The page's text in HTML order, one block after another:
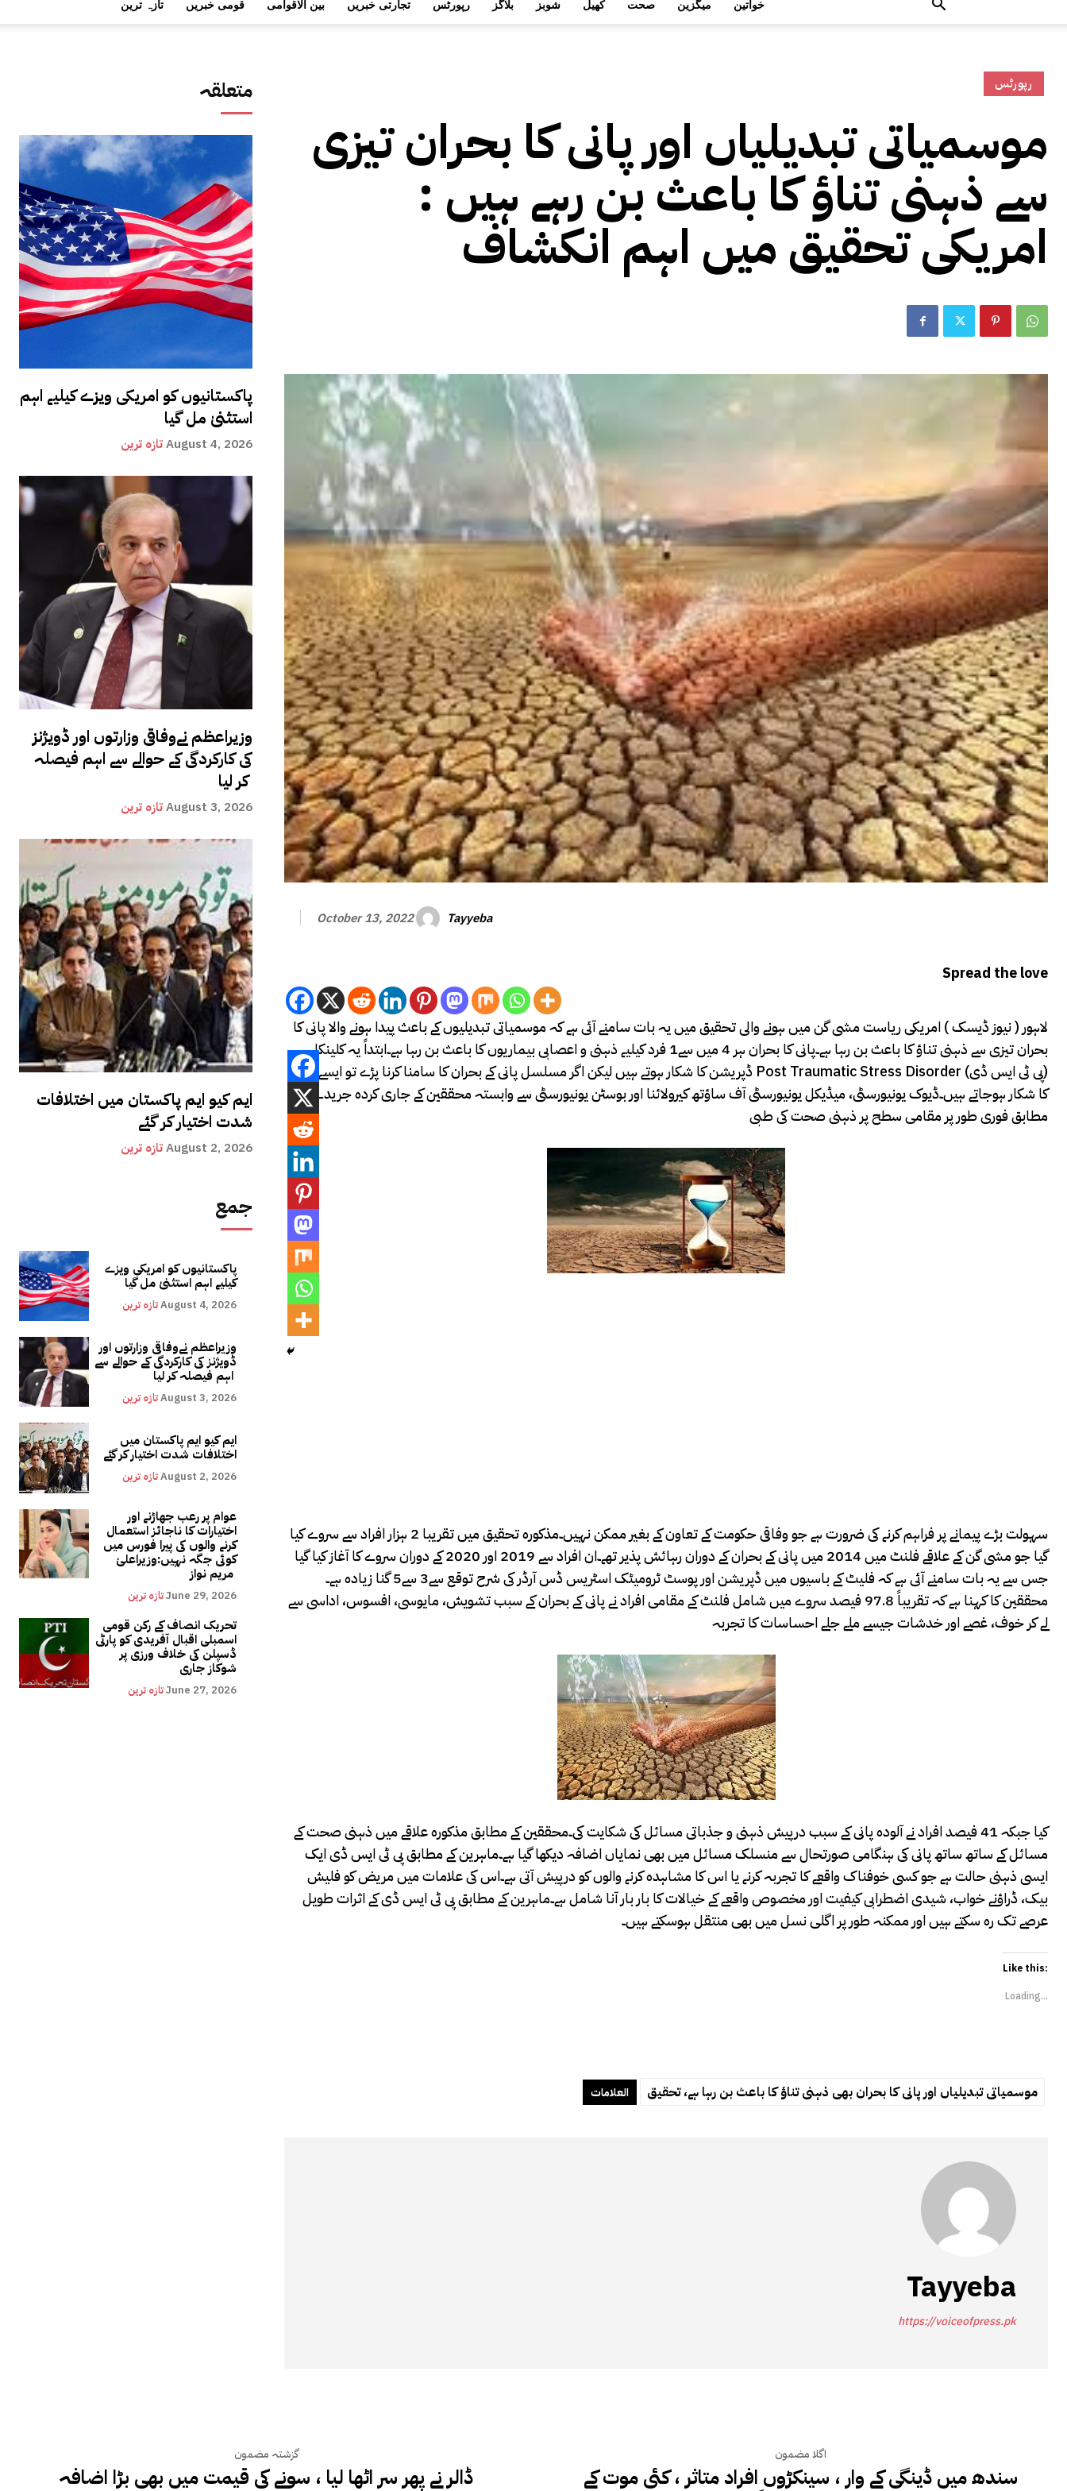
تازہ ترین قومی خبریں بین الاقوامی تجارتی خبریں رپورٹس بلاگز شوبز کھیل صحت میگزین خواتین
متعلقہ
پاکستانیوں کو امریکی ویزے کیلیے اہم
استثنیٰ مل گیا
تازہ ترینAugust 4, 2026
وزیراعظم نےوفاقی وزارتوں اور ڈویژنز
کی کارکردگی کے حوالے سے اہم فیصلہ
کر لیا
تازہ ترینAugust 3, 2026
ایم کیو ایم پاکستان میں اختلافات
شدت اختیار کر گئے
تازہ ترینAugust 2, 2026
جمع
پاکستانیوں کو امریکی ویزے
کیلیے اہم استثنیٰ مل گیا
تازہ ترینAugust 4, 2026
وزیراعظم نےوفاقی وزارتوں اور
ڈویژنز کی کارکردگی کے حوالے سے
تازہ ترینAugust 3, 2026
ایم کیو ایم پاکستان میں
اختلافات شدت اختیار کر گئے
تازہ ترینAugust 2, 2026
عوام پر رعب جھاڑنے اور
اختیارات کا ناجائز استعمال
کرنے والوں کی پیرا فورس میں
کوئی جگہ نہیں:وزیراعلیٰ
تازہ ترینJune 29, 2026
تحریک انصاف کے رکن قومی
اسمبلی اقبال آفریدی کو پارٹی
ڈسپلن کی خلاف ورزی پر
شوکاز جاری
تازہ ترینJune 27, 2026
رپورٹس
موسمیاتی تبدیلیاں اور پانی کا بحران تیزی
سے ذہنی تناؤ کا باعث بن رہے ہیں :
امریکی تحقیق میں اہم انکشاف
October 13, 2022 Tayyeba
Spread the love
لاہور ( نیوز ڈیسک ) امریکی ریاست مشی گن میں ہونے والی تحقیق میں یہ بات سامنے آئی ہے کہ موسمیاتی تبدیلیوں کے باعث پیدا ہونے والا پانی کا
بحران تیزی سے ذہنی تناؤ کا باعث بن رہا ہے۔پانی کا بحران ہر 4 میں سے1 فرد کیلیے ذہنی و اعصابی بیماریوں کا باعث بن رہا ہے۔ابتداً یہ کلینکل
ڈپریشن کا شکار ہوتے ہیں لیکن اگر مسلسل پانی کے بحران کا سامنا کرنا پڑے تو ایسے افراد Post Traumatic Stress Disorder (پی ٹی ایس ڈی)
کا شکار ہوجاتے ہیں۔ڈیوک یونیورسٹی، میڈیکل یونیورسٹی آف ساؤتھ کیرولائنا اور بوسٹن یونیورسٹی سے وابستہ محققین کے جاری کردہ جریدے کے
مطابق فوری طور پر مقامی سطح پر ذہنی صحت کی طبی
سہولت بڑے پیمانے پر فراہم کرنے کی ضرورت ہے جو وفاقی حکومت کے تعاون کے بغیر ممکن نہیں۔مذکورہ تحقیق میں تقریبا 2 ہزار افراد سے سروے کیا
گیا جو مشی گن کے علاقے فلنٹ میں 2014 میں پانی کے بحران کے دوران رہائش پذیر تھے۔ان افراد سے 2019 اور 2020 کے دوران سروے کا آغاز کیا گیا
جس سے یہ بات سامنے آئی ہے کہ فلیٹ کے باسیوں میں ڈپریشن اور پوسٹ ٹرومیٹک اسٹریس ڈس آرڈر کی شرح توقع سے3 سے5 گنا زیادہ ہے۔
محققین کا کہنا ہے کہ تقریباً 97.8 فیصد سروے میں شامل فلنٹ کے مقامی افراد نے پانی کے بحران کے سبب تشویش، مایوسی، افسوس، اداسی سے
لے کر خوف، غصے اور خدشات جیسے ملے جلے احساسات کا تجربہ
کیا جبکہ 41 فیصد افراد نے آلودہ پانی کے سبب درپیش ذہنی و جذباتی مسائل کی شکایت کی۔محققین کے مطابق مذکورہ علاقے میں ذہنی صحت کے
مسائل کے ساتھ ساتھ پانی کی ہنگامی صورتحال سے منسلک مسائل میں بھی نمایاں اضافہ دیکھا گیا ہے۔ماہرین کے مطابق پی ٹی ایس ڈی ایک
ایسی ذہنی حالت ہے جو کسی خوفناک واقعے کا تجربہ کرنے یا اس کا مشاہدہ کرنے والوں کو درپیش آتی ہے۔اس کی علامات میں مریض کو فلیش
بیک، ڈراؤنے خواب، شیدی اضطرابی کیفیت اور مخصوص واقعے کے خیالات کا بار بار آنا شامل ہے۔ماہرین کے مطابق پی ٹی ایس ڈی کے اثرات طویل
عرصے تک رہ سکتے ہیں اور ممکنہ طور پر اگلی نسل میں بھی منتقل ہوسکتے ہیں۔
Like this:
Loading...
العلامات موسمیاتی تبدیلیاں اور پانی کا بحران بھی ذہنی تناؤ کا باعث بن رہا ہے، تحقیق
Tayyeba
https://voiceofpress.pk
گزشتہ مضمون
ڈالر نے پھر سر اٹھا لیا ، سونے کی قیمت میں بھی بڑا اضافہ
اگلا مضمون
سندھ میں ڈینگی کے وار ، سینکڑوں افراد متاثر ، کئی موت کے